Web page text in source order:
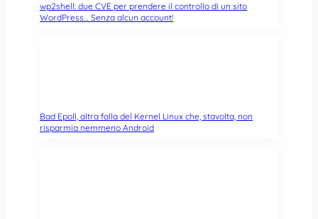
wp2shell: due CVE per prendere il controllo di un sito
WordPress… Senza alcun account!
Bad Epoll, altra falla del Kernel Linux che, stavolta, non
risparmia nemmeno Android